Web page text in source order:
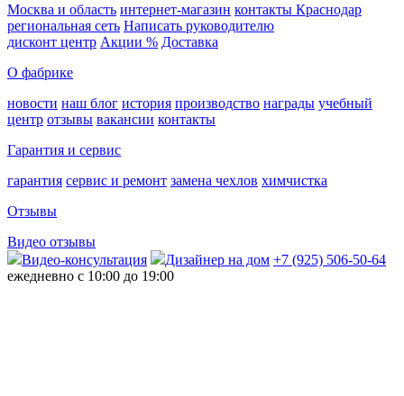
Москва и область интернет-магазин контакты Краснодар
региональная сеть Написать руководителю
дисконт центр Акции % Доставка
О фабрике
новости наш блог история производство награды учебный
центр отзывы вакансии контакты
Гарантия и сервис
гарантия сервис и ремонт замена чехлов химчистка
Отзывы
Видео отзывы
Видео-консультация
Дизайнер на дом +7 (925) 506-50-64
ежедневно с 10:00 до 19:00